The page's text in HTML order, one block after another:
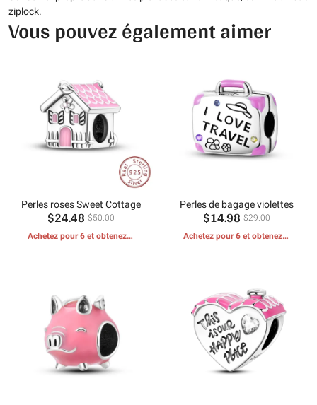
ziplock.
Vous pouvez également aimer
Perles roses Sweet Cottage
$24.48 $50.00
Achetez pour 6 et obtenez 1
Perles de bagage violettes
$14.98 $29.00
Achetez pour 6 et obtenez 1